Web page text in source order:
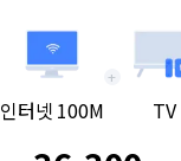
인터넷 100M
+
TV